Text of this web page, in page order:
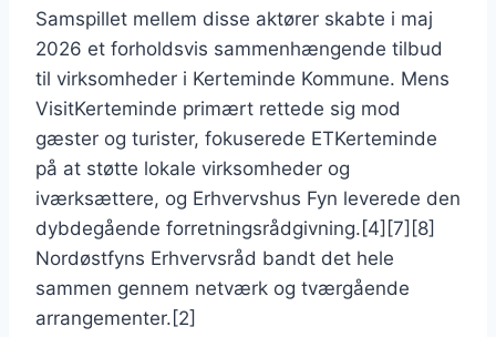
Samspillet mellem disse aktører skabte i maj
2026 et forholdsvis sammenhængende tilbud
til virksomheder i Kerteminde Kommune. Mens
VisitKerteminde primært rettede sig mod
gæster og turister, fokuserede ETKerteminde
på at støtte lokale virksomheder og
iværksættere, og Erhvervshus Fyn leverede den
dybdegående forretningsrådgivning.[4][7][8]
Nordøstfyns Erhvervsråd bandt det hele
sammen gennem netværk og tværgående
arrangementer.[2]